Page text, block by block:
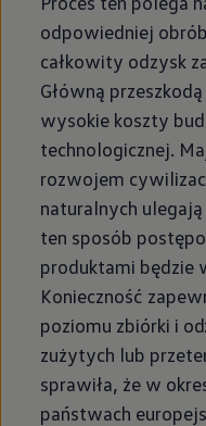
odpowiedniej
całkowity odzysk
Główną
wysokie koszty
technologicznej.
rozwojem
naturalnych
ten sposób
produktami będzie
Konieczność
poziomu zbiórki i
zużytych lub
sprawiła, że w
państwach